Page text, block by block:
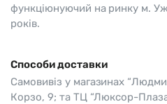
функціюнуючий на ринку м.
років.
Способи доставки
Самовивіз у магазинах
Корзо, 9; та ТЦ “Люксор-